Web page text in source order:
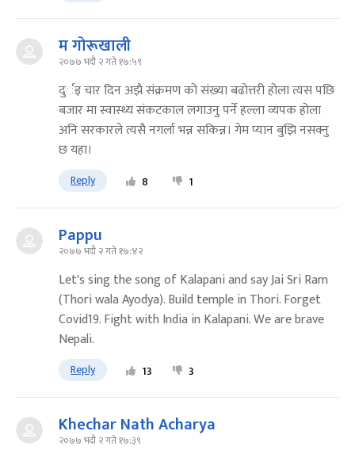
म गोरूखाली
२०७७ भदौ २ गते १७:५९
दुर्इ चार दिन अझै संक्रमण को संख्या बढोत्तरी होला त्यस पछि
बजार मा स्वास्थ्य संकटकाल लगाउनु पर्ने हल्ला व्यपक होला
अनि सरकारले त्यसै नगर्ला भन्न सकिन्न। गेम प्यान बुझि नसक्नु
छ यहा।
Reply 8 1
Pappu
२०७७ भदौ २ गते १७:४२
Let's sing the song of Kalapani and say Jai Sri Ram
(Thori wala Ayodya). Build temple in Thori. Forget
Covid19. Fight with India in Kalapani. We are brave
Nepali.
Reply 13 3
Khechar Nath Acharya
२०७७ भदौ २ गते १७:३९